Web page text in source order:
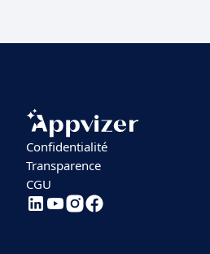
Confidentialité
Transparence
CGU